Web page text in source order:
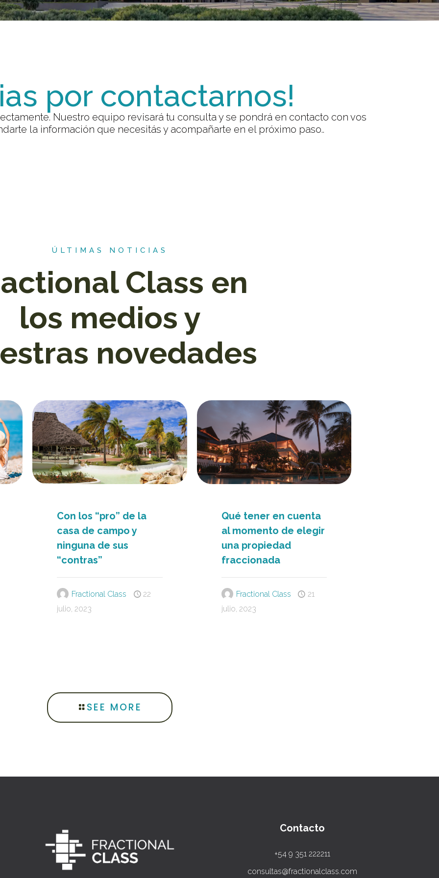
por contactarnos!
Nuestro equipo revisará tu consulta y se pondrá en contacto con vos
la información que necesitás y acompañarte en el próximo paso..
ÚLTIMAS NOTICIAS
Class en
los medios y
novedades
Con los “pro” de la
casa de campo y
ninguna de sus
“contras”
Fractional Class
22
julio, 2023
Qué tener en cuenta
al momento de elegir
una propiedad
fraccionada
Fractional Class
21
julio, 2023
SEE MORE
Contacto
+54 9 351 222211
consultas@fractionalclass.com